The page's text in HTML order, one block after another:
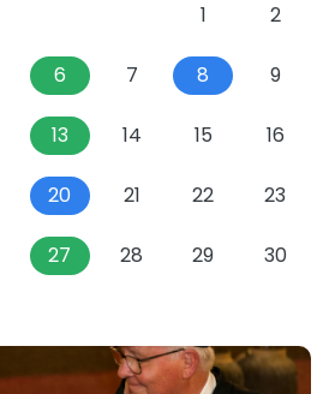
1 2
6 7 8 9
13 14 15 16
20 21 22 23
27 28 29 30